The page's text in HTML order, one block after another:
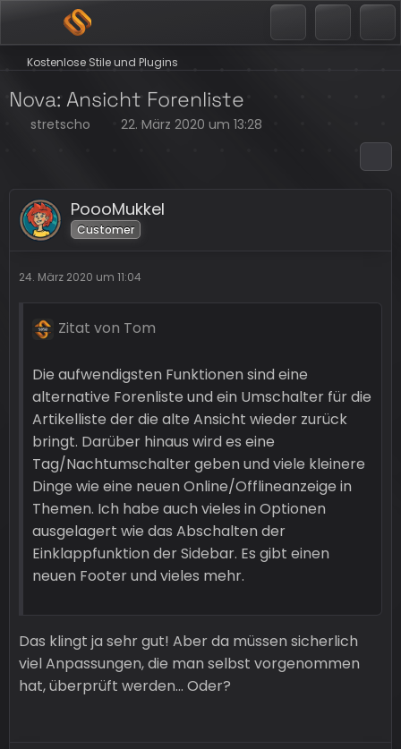
Kostenlose Stile und Plugins
Nova: Ansicht Forenliste
stretscho 22. März 2020 um 13:28
PoooMukkel
Customer
24. März 2020 um 11:04
Zitat von Tom
Die aufwendigsten Funktionen sind eine
alternative Forenliste und ein Umschalter für die
Artikelliste der die alte Ansicht wieder zurück
bringt. Darüber hinaus wird es eine
Tag/Nachtumschalter geben und viele kleinere
Dinge wie eine neuen Online/Offlineanzeige in
Themen. Ich habe auch vieles in Optionen
ausgelagert wie das Abschalten der
Einklappfunktion der Sidebar. Es gibt einen
neuen Footer und vieles mehr.
Das klingt ja sehr gut! Aber da müssen sicherlich
viel Anpassungen, die man selbst vorgenommen
hat, überprüft werden... Oder?